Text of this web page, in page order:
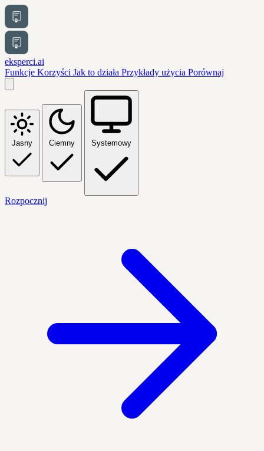
eksperci.ai
Funkcje Korzyści Jak to działa Przykłady użycia Porównaj
Jasny Ciemny Systemowy
Rozpocznij